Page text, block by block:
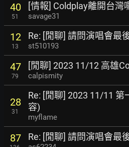
40
51
[情報] Coldplay離開台灣
savage31
12
13
Re: [閒聊] 請問演唱會最
st510193
47
79
[閒聊] 2023 11/12 高雄
calpismity
28
31
Re: [閒聊] 2023 11/11
容)
myflame
87 Re: [閒聊] 請問演唱會最